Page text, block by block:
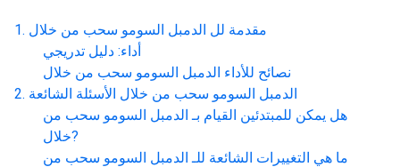
مقدمة لل الدمبل السومو سحب من خلال
أداء: دليل تدريجي
نصائح للأداء الدمبل السومو سحب من خلال
الدمبل السومو سحب من خلال الأسئلة الشائعة
هل يمكن للمبتدئين القيام بـ الدمبل السومو سحب من
خلال?
ما هي التغييرات الشائعة للـ الدمبل السومو سحب من